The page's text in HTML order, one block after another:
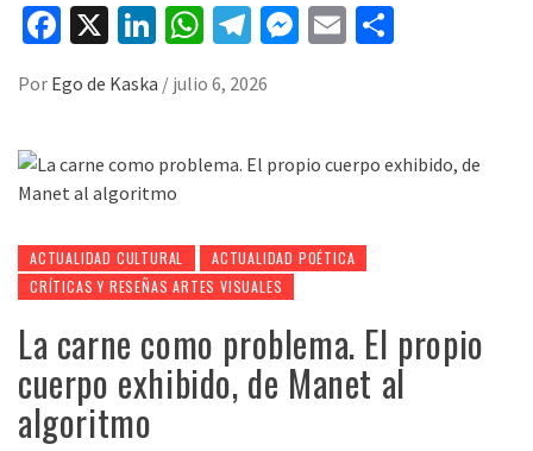
Facebook
X LinkedIn
WhatsApp
Telegram
Messenger
Email
Por Ego de Kaska / julio 6, 2026
ACTUALIDAD CULTURAL
ACTUALIDAD POÉTICA
CRÍTICAS Y RESEÑAS ARTES VISUALES
La carne como problema. El propio
cuerpo exhibido, de Manet al
algoritmo